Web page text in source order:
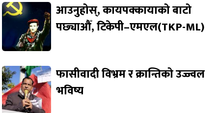
आउनुहोस्, कायपक्कायाको बाटो
पछ्याऔँ, टिकेपी–एमएल(TKP-ML)
फासीवादी विभ्रम र क्रान्तिको उज्ज्वल
भविष्य